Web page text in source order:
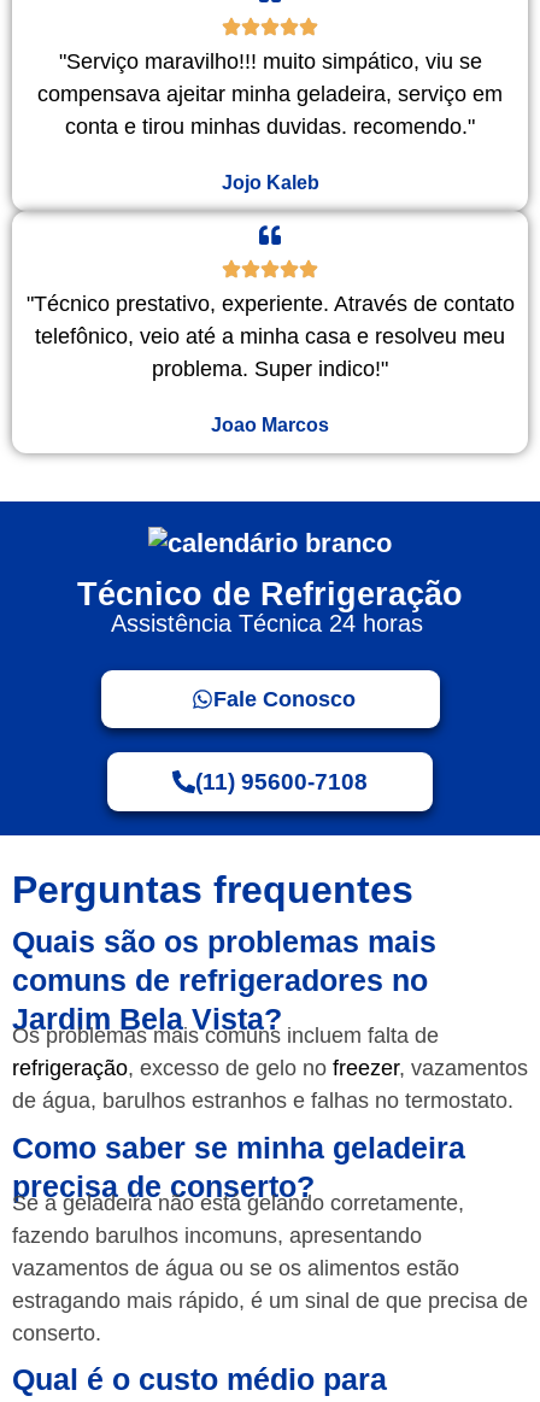
"Serviço maravilho!!! muito simpático, viu se
compensava ajeitar minha geladeira, serviço em
conta e tirou minhas duvidas. recomendo."
Jojo Kaleb
"Técnico prestativo, experiente. Através de contato
telefônico, veio até a minha casa e resolveu meu
problema. Super indico!"
Joao Marcos
Técnico de Refrigeração
Assistência Técnica 24 horas
Fale Conosco
(11) 95600-7108
Perguntas frequentes
Quais são os problemas mais
comuns de refrigeradores no
Jardim Bela Vista?
Os problemas mais comuns incluem falta de
refrigeração, excesso de gelo no freezer, vazamentos
de água, barulhos estranhos e falhas no termostato.
Como saber se minha geladeira
precisa de conserto?
Se a geladeira não está gelando corretamente,
fazendo barulhos incomuns, apresentando
vazamentos de água ou se os alimentos estão
estragando mais rápido, é um sinal de que precisa de
conserto.
Qual é o custo médio para